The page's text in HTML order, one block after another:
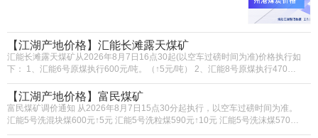
【江湖产地价格】汇能长滩露天煤矿
汇能长滩露天煤矿从2026年8月7日16点30起(以空车过磅时间为准)价格执行如
下： 1、汇能6号原煤执行600元/吨。（↑5元/吨） 2、汇能8号原煤执行470元/
吨。 3、汇能10号原煤执行315元/吨。 4、汇能8号洗混煤执行600元/吨。
（↑10元/吨） 5、汇能10号沫煤执行460元/吨。（↑15元/吨） 6、汇能12号洗
混煤执行550元/吨。 7、汇能12号沫煤执行410元/吨。 8、汇能4号矸石煤执行
160元/吨。 9、汇能9号洗大块执行605元/吨。（↑10元/吨） 10、汇能9号洗中
【江湖产地价格】富民煤矿
富民煤矿调价通知 从2026年8月7日15点30分起执行，以空车过磅时间为准。
汇能5号洗混块煤600元↑5元 汇能5号洗粒煤590元↑10元 汇能5号洗沫煤570元